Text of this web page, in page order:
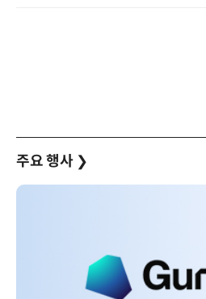
주요 행사 ❯